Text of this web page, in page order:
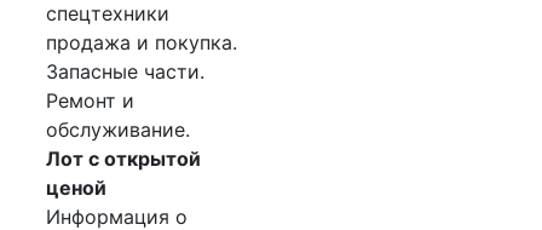
спецтехники
продажа и покупка.
Запасные части.
Ремонт и
обслуживание.
Лот с открытой
ценой
Информация о